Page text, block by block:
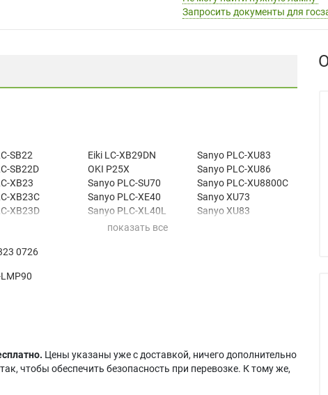
Запросить документы для
SB22
SB22D
XB23
XB23C
XB23D
XB27DN
Eiki LC-XB29DN
OKI P25X
Sanyo PLC-SU70
Sanyo PLC-XE40
Sanyo PLC-XL40L
Sanyo PLC-XL40S
Sanyo PLC-XU83
Sanyo PLC-XU86
Sanyo PLC-XU8800C
Sanyo XU73
Sanyo XU83
0726
Цены указаны уже с доставкой, ничего дополнительно
чтобы обеспечить безопасность при перевозке. К тому же,